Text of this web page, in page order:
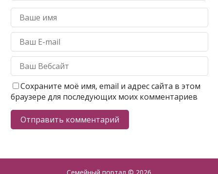
Сохраните моё имя, email и адрес сайта в этом
браузере для последующих моих комментариев